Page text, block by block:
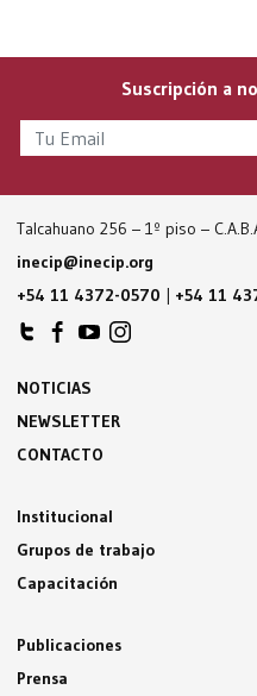
Suscripción a
Talcahuano 256 – 1º piso –
inecip@inecip.org
+54 11 4372-0570 | +54 11
NOTICIAS
NEWSLETTER
CONTACTO
Institucional
Grupos de trabajo
Capacitación
Publicaciones
Prensa